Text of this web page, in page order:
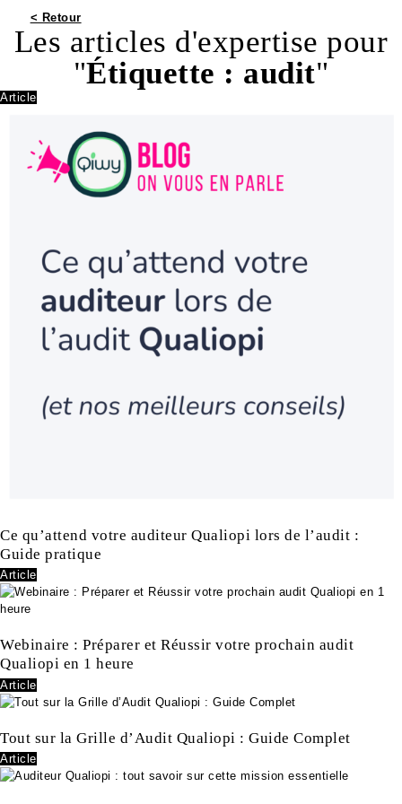
< Retour
Les articles d'expertise pour
"Étiquette : audit"
Article
Ce qu’attend votre auditeur Qualiopi lors de l’audit :
Guide pratique
Article
Webinaire : Préparer et Réussir votre prochain audit
Qualiopi en 1 heure
Article
Tout sur la Grille d’Audit Qualiopi : Guide Complet
Article